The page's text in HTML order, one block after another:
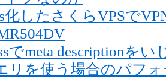
化したさくらVPSで
でmeta descriptionをい
リを使う場合のパフ